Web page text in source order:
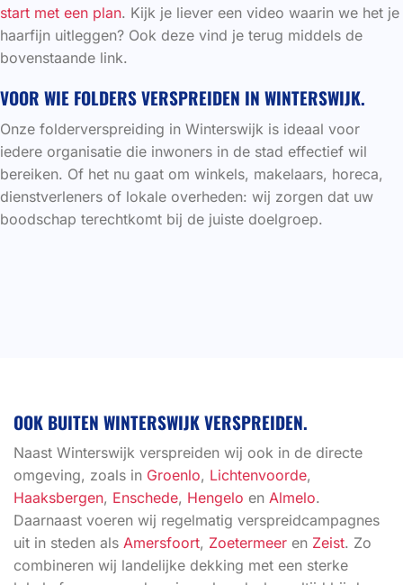
start met een plan. Kijk je liever een video waarin we het je
haarfijn uitleggen? Ook deze vind je terug middels de
bovenstaande link.
VOOR WIE FOLDERS VERSPREIDEN IN WINTERSWIJK.
Onze folderverspreiding in Winterswijk is ideaal voor
iedere organisatie die inwoners in de stad effectief wil
bereiken. Of het nu gaat om winkels, makelaars, horeca,
dienstverleners of lokale overheden: wij zorgen dat uw
boodschap terechtkomt bij de juiste doelgroep.
OOK BUITEN WINTERSWIJK VERSPREIDEN.
Naast Winterswijk verspreiden wij ook in de directe
omgeving, zoals in Groenlo, Lichtenvoorde,
Haaksbergen, Enschede, Hengelo en Almelo.
Daarnaast voeren wij regelmatig verspreidcampagnes
uit in steden als Amersfoort, Zoetermeer en Zeist. Zo
combineren wij landelijke dekking met een sterke